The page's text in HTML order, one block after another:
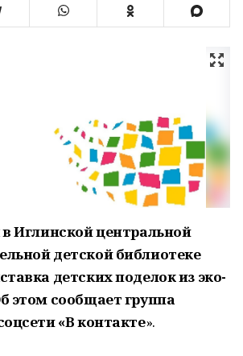
Иглинской центральной
детской библиотеке
детских поделок из эко-
этом сообщает группа
«В контакте».